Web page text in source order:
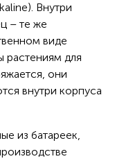
Внутри
– те же
виде
растениям для
они
внутри корпуса
из батареек,